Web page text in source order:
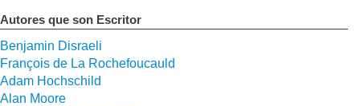
Autores que son Escritor
Benjamin Disraeli
François de La Rochefoucauld
Adam Hochschild
Alan Moore